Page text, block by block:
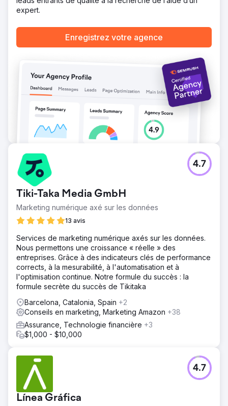
expert.
Enregistrez votre agence
Tiki-Taka Media GmbH
Marketing numérique axé sur les données
13 avis
4.7
Services de marketing numérique axés sur les données.
Nous permettons une croissance « réelle » des
entreprises. Grâce à des indicateurs clés de performance
corrects, à la mesurabilité, à l'automatisation et à
l'optimisation continue. Notre formule du succès : la
formule secrète du succès de Tikitaka
Barcelona, Catalonia, Spain +2
Conseils en marketing, Marketing Amazon +38
Assurance, Technologie financière +3
$1,000 - $10,000
Línea Gráfica
4.7